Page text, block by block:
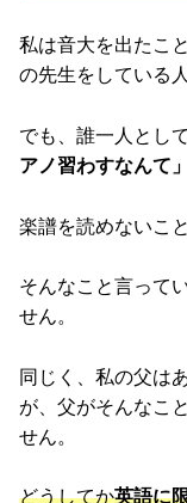
私は音大を出たこ
の先生をしている
でも、誰一人として
アノ習わすなんて」
楽譜を読めないこ
そんなこと言って
せん。
同じく、私の父は
が、父がそんなこ
せん。
どうしてか英語に